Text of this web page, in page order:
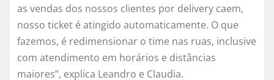
as vendas dos nossos clientes por delivery caem,
nosso ticket é atingido automaticamente. O que
fazemos, é redimensionar o time nas ruas, inclusive
com atendimento em horários e distâncias
maiores”, explica Leandro e Claudia.